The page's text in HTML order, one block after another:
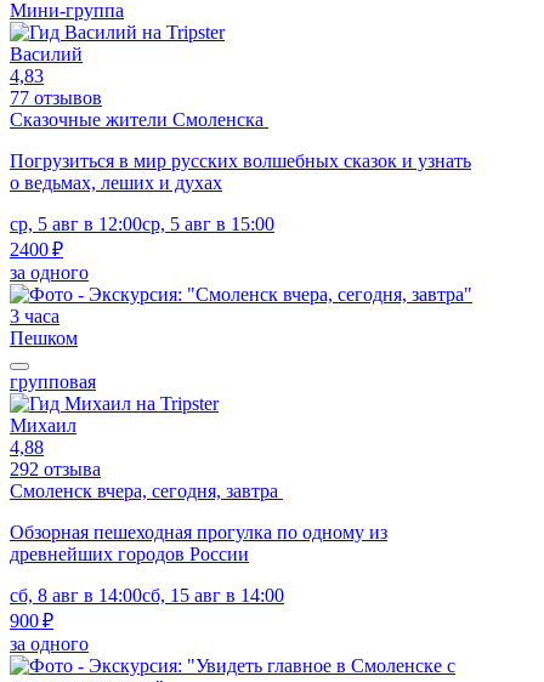
Мини-группа
Василий
4,83
77 отзывов
Сказочные жители Смоленска
Погрузиться в мир русских волшебных сказок и узнать
о ведьмах, леших и духах
ср, 5 авг в 12:00ср, 5 авг в 15:00
2400 ₽
за одного
3 часа
Пешком
групповая
Михаил
4,88
292 отзыва
Смоленск вчера, сегодня, завтра
Обзорная пешеходная прогулка по одному из
древнейших городов России
сб, 8 авг в 14:00сб, 15 авг в 14:00
900 ₽
за одного